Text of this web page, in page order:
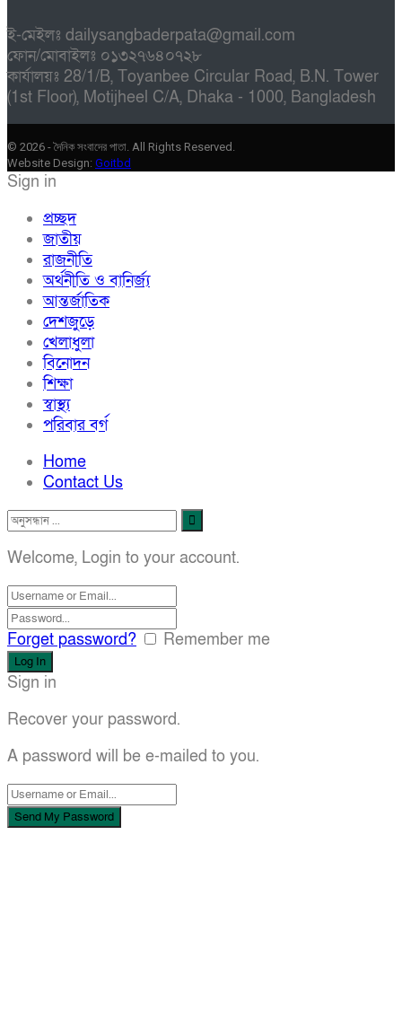
ই-মেইলঃ dailysangbaderpata@gmail.com
ফোন/মোবাইলঃ ০১৩২৭৬৪০৭২৮
কার্যালয়ঃ 28/1/B, Toyanbee Circular Road, B.N. Tower
(1st Floor), Motijheel C/A, Dhaka - 1000, Bangladesh
© 2026 - দৈনিক সংবাদের পাতা. All Rights Reserved.
Website Design: Goitbd
Sign in
প্রচ্ছদ
জাতীয়
রাজনীতি
অর্থনীতি ও বানির্জ্য
আন্তর্জাতিক
দেশজুড়ে
খেলাধুলা
বিনোদন
শিক্ষা
স্বাস্থ্য
পরিবার বর্গ
Home
Contact Us
Welcome, Login to your account.
Forget password? Remember me
Sign in
Recover your password.
A password will be e-mailed to you.